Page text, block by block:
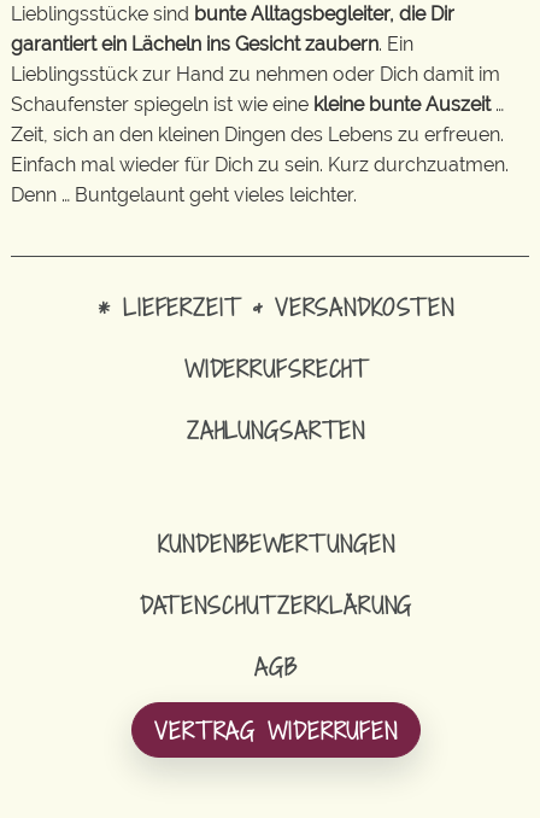
Lieblingsstücke sind bunte Alltagsbegleiter, die Dir
garantiert ein Lächeln ins Gesicht zaubern. Ein
Lieblingsstück zur Hand zu nehmen oder Dich damit im
Schaufenster spiegeln ist wie eine kleine bunte Auszeit…
Zeit, sich an den kleinen Dingen des Lebens zu erfreuen.
Einfach mal wieder für Dich zu sein. Kurz durchzuatmen.
Denn … Buntgelaunt geht vieles leichter.
* LIEFERZEIT & VERSANDKOSTEN
WIDERRUFSRECHT
ZAHLUNGSARTEN
KUNDENBEWERTUNGEN
DATENSCHUTZERKLÄRUNG
AGB
VERTRAG WIDERRUFEN